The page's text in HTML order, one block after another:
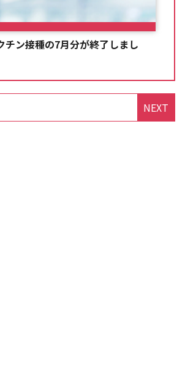
チン接種の7月分が終了しまし
NEXT